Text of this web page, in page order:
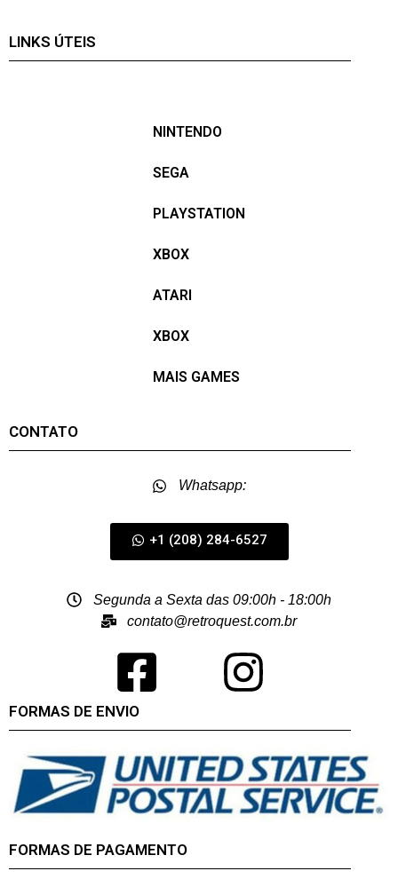
LINKS ÚTEIS
NINTENDO
SEGA
PLAYSTATION
XBOX
ATARI
XBOX
MAIS GAMES
CONTATO
Whatsapp:
+1 (208) 284-6527
Segunda a Sexta das 09:00h - 18:00h
contato@retroquest.com.br
FORMAS DE ENVIO
FORMAS DE PAGAMENTO